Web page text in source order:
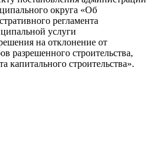
округа «Об
регламента
услуги
на отклонение от
разрешенного строительства,
капитального строительства».